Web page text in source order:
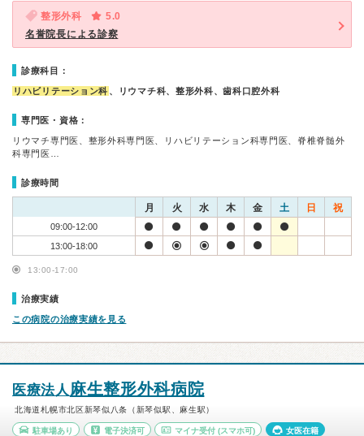
整形外科
5.0
名誉院長による診察
診療科目：
リハビリテーション科 、リウマチ科、整形外科、歯科口腔外科
専門医・資格：
リウマチ専門医、整形外科専門医、リハビリテーション科専門医、脊椎脊髄外
科専門医…
診療時間
月 火 水 木 金 土 日 祝
09:00-12:00
13:00-18:00
13:00-17:00
治療実績
この病院の治療実績を見る
医療法人 麻生整形外科病院
北海道札幌市北区新琴似八条（新琴似駅、麻生駅）
駐車場あり 電子決済可 マイナ受付 (スマホ可) 女医在籍